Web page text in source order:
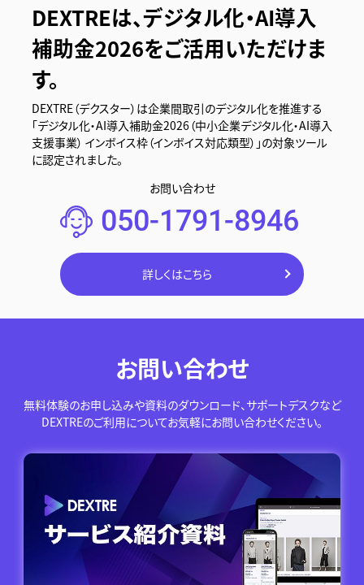
DEXTREは、デジタル化・AI導入
補助金2026をご活用いただけま
す。
DEXTRE（デクスター）は企業間取引のデジタル化を推進する
「デジタル化・AI導入補助金2026（中小企業デジタル化・AI導入
支援事業） インボイス枠（インボイス対応類型）」の対象ツール
に認定されました。
お問い合わせ
050-1791-8946
詳しくはこちら
お問い合わせ
無料体験のお申し込みや資料のダウンロード、サポートデスクなど
DEXTREのご利用についてお気軽にお問い合わせください。